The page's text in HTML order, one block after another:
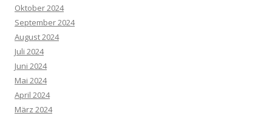
Oktober 2024
September 2024
August 2024
Juli 2024
Juni 2024
Mai 2024
April 2024
März 2024